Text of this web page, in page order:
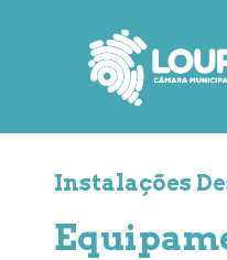
Instalações